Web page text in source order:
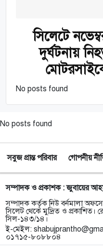
সিলেটে
দুর্ঘটনায়
No posts found
No posts found
সবুজ প্রান্ত পরিবার গোপনীয়
সম্পাদক ও প্রকাশক : জুবায়ের
সম্পাদক কর্তৃক নিউ বর্নমালা
সিলেট থেকে মুদ্রিত ও প্রকাশিত।
সিল-১৪৩/১৪।
ই-মেইল:
০১৭১৫-৮০৮৮০৪